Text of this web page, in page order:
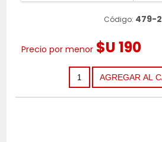
Código: 479-2
Precio por menor $U 190